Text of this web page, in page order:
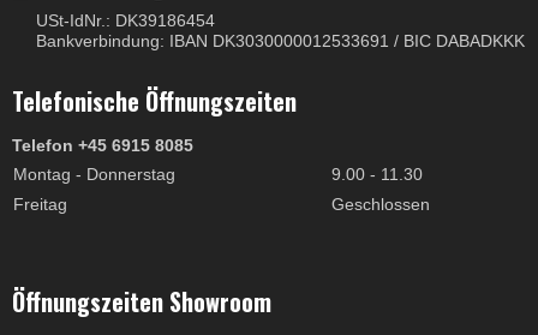
USt-IdNr.: DK39186454
Bankverbindung: IBAN DK3030000012533691 / BIC DABADKKK
Telefonische Öffnungszeiten
Telefon +45 6915 8085
Montag - Donnerstag
9.00 - 11.30
Freitag
Geschlossen
Öffnungszeiten Showroom